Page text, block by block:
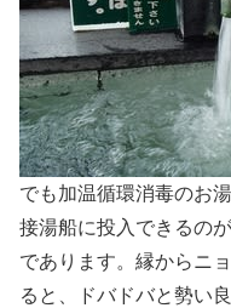
でも加温循環消毒のお
接湯船に投入できるの
であります。縁からニ
ると、ドバドバと勢い